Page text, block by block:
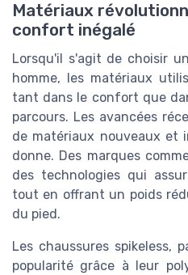
Matériaux
confort inégalé
Lorsqu'il s'agit de choisir
homme, les matériaux
tant dans le confort que
parcours. Les avancées
de matériaux nouveaux et
donne. Des marques
des technologies qui
tout en offrant un poids
du pied.
Les chaussures spikeless,
popularité grâce à leur